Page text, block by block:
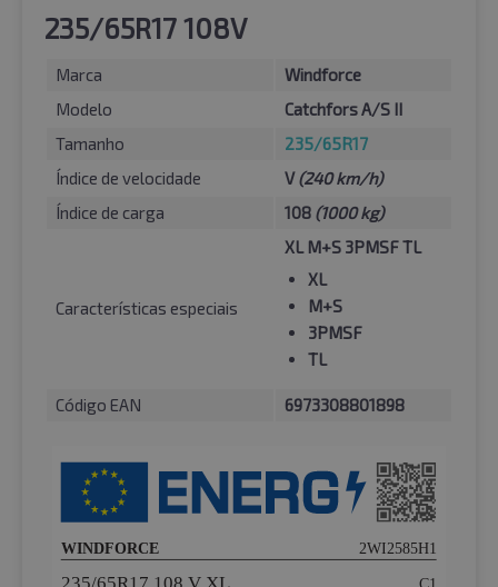
235/65R17 108V
Marca
Windforce
Modelo
Catchfors A/S II
Tamanho
235/65R17
Índice de velocidade
V(240 km/h)
Índice de carga
108 (1000 kg)
Características especiais
XL M+S 3PMSF TL
XL
M+S
3PMSF
TL
Código EAN 6973308801898